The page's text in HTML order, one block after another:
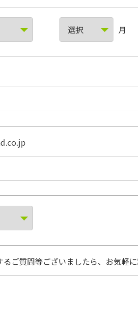
月
るご質問等ございましたら、お気軽